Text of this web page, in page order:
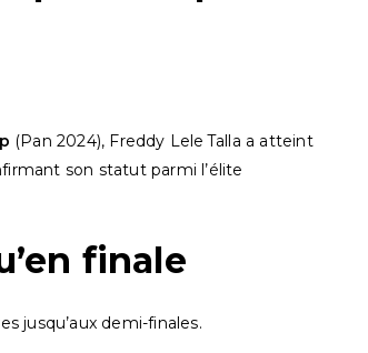
(Pan 2024), Freddy Lele Talla a atteint
son statut parmi l’élite
finale
jusqu’aux demi-finales.